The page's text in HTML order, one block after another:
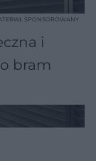
i
bram
SPONSOROWANY